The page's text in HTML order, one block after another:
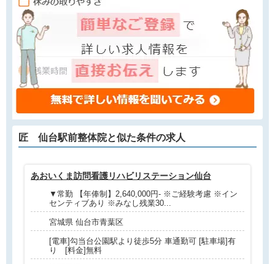
匠 仙台駅前整体院と似た条件の求人
あおいくま訪問看護リハビリステーション仙台
▼常勤 【年俸制】2,640,000円- ※ご経験考慮 ※イン
センティブあり ※みなし残業30...
宮城県 仙台市青葉区
[電車]勾当台公園駅より徒歩5分 車通勤可 [駐車場]有
り [料金]無料